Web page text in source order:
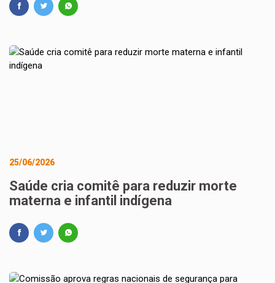
25/06/2026
Saúde cria comitê para reduzir morte
materna e infantil indígena